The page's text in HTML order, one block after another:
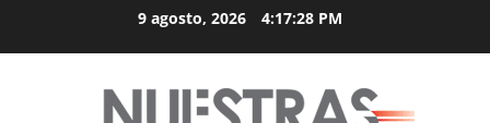
9 agosto, 2026 4:17:28 PM